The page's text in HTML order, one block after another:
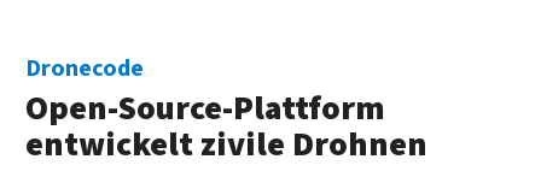
Dronecode
Open-Source-Plattform
entwickelt zivile Drohnen